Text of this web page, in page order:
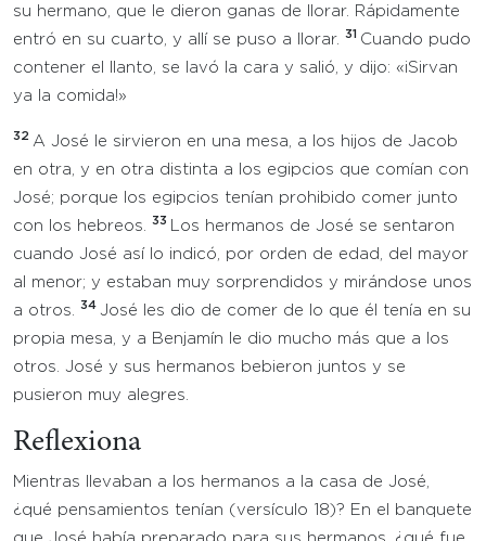
su hermano, que le dieron ganas de llorar. Rápidamente
entró en su cuarto, y allí se puso a llorar.
31 Cuando pudo
contener el llanto, se lavó la cara y salió, y dijo: «¡Sirvan
ya la comida!»
32 A José le sirvieron en una mesa, a los hijos de Jacob
en otra, y en otra distinta a los egipcios que comían con
José; porque los egipcios tenían prohibido comer junto
con los hebreos.
33
Los hermanos de José se sentaron
cuando José así lo indicó, por orden de edad, del mayor
al menor; y estaban muy sorprendidos y mirándose unos
a otros.
34 José les dio de comer de lo que él tenía en su
propia mesa, y a Benjamín le dio mucho más que a los
otros. José y sus hermanos bebieron juntos y se
pusieron muy alegres.
Reflexiona
Mientras llevaban a los hermanos a la casa de José,
¿qué pensamientos tenían (versículo 18)? En el banquete